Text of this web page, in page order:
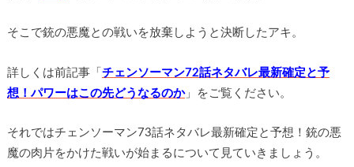
そこで銃の悪魔との戦いを放棄しようと決断したアキ。
詳しくは前記事「 チェンソーマン72話ネタバレ最新確定と予
想！パワーはこの先どうなるのか」をご覧ください。
それではチェンソーマン73話ネタバレ最新確定と予想！銃の悪
魔の肉片をかけた戦いが始まるについて見ていきましょう。